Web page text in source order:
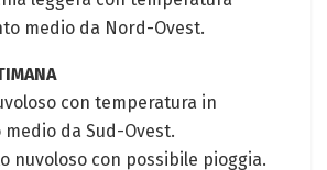
medio ⁣da Nord-Ovest.
con temperatura in
da​ Sud-Ovest.
nuvoloso​ con ⁤possibile‍ pioggia.